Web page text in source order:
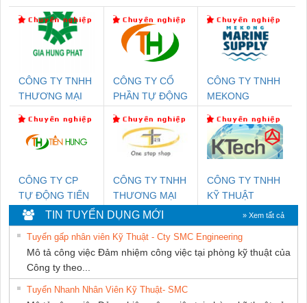
CÔNG TY TNHH
THƯƠNG MẠI
THUẬT ĐIỆN CƠ
GIA HƯNG PHÁT
CÔNG TY CỔ
PHẦN TỰ ĐỘNG
CÔNG TY TNHH
MEKONG
SUPPLY
CÔNG TY CP
TỰ ĐỘNG TIẾN
HƯNG
CÔNG TY TNHH
THƯƠNG MẠI
THIÊN ÂN VIỆT
NAM
CÔNG TY TNHH
KỸ THUẬT
KTECH VIỆT
NAM
TIN TUYỂN DỤNG MỚI » Xem tất cả
Tuyển gấp nhân viên Kỹ Thuật - Cty SMC Engineering
Mô tả công việc Đảm nhiệm công việc tại phòng kỹ thuật của
Công ty theo...
Tuyển Nhanh Nhân Viên Kỹ Thuật- SMC